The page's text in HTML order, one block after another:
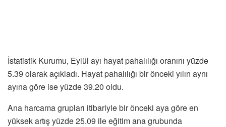
İstatistik Kurumu, Eylül ayı hayat pahalılığı oranını yüzde
5.39 olarak açıkladı. Hayat pahalılığı bir önceki yılın aynı
ayına göre ise yüzde 39.20 oldu.
Ana harcama grupları itibariyle bir önceki aya göre en
yüksek artış yüzde 25.09 ile eğitim ana grubunda